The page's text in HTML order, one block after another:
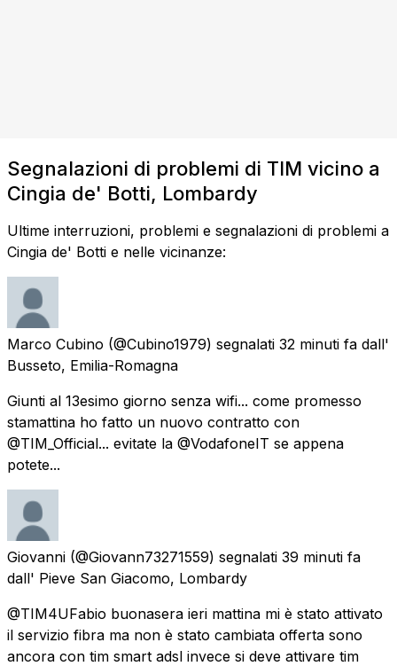
Segnalazioni di problemi di TIM vicino a
Cingia de' Botti, Lombardy
Ultime interruzioni, problemi e segnalazioni di problemi a
Cingia de' Botti e nelle vicinanze:
Marco Cubino (@Cubino1979) segnalati 32 minuti fa dall'
Busseto, Emilia-Romagna
Giunti al 13esimo giorno senza wifi... come promesso
stamattina ho fatto un nuovo contratto con
@TIM_Official... evitate la @VodafoneIT se appena
potete...
Giovanni (@Giovann73271559) segnalati 39 minuti fa
dall' Pieve San Giacomo, Lombardy
@TIM4UFabio buonasera ieri mattina mi è stato attivato
il servizio fibra ma non è stato cambiata offerta sono
ancora con tim smart adsl invece si deve attivare tim